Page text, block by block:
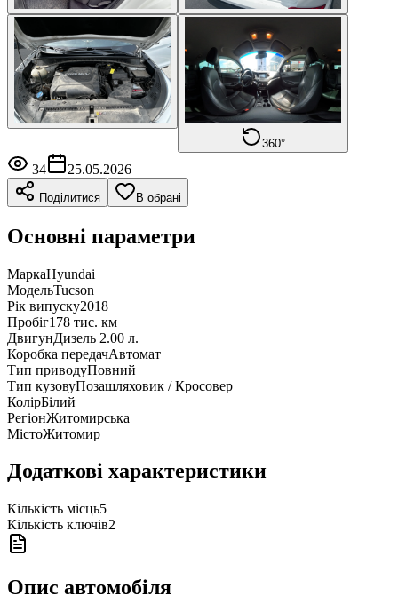
360°
34 25.05.2026
Поділитися В обрані
Основні параметри
МаркаHyundai
МодельTucson
Рік випуску2018
Пробіг178 тис. км
ДвигунДизель 2.00 л.
Коробка передачАвтомат
Тип приводуПовний
Тип кузовуПозашляховик / Кросовер
КолірБілий
РегіонЖитомирська
МістоЖитомир
Додаткові характеристики
Кількість місць5
Кількість ключів2
Опис автомобіля